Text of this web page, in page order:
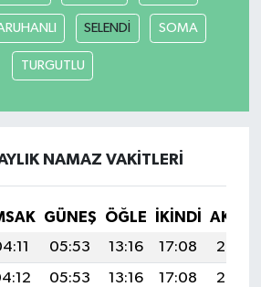
SELENDİ SOMA
TURGUTLU
NAMAZ VAKITLERI
GÜNEŞ ÖĞLE İKINDI
05:53 13:16 17:08
20:30
05:53 13:16 17:08
20:29